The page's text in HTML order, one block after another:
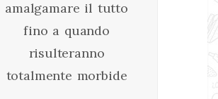
amalgamare il tutto
fino a quando
risulteranno
totalmente morbide